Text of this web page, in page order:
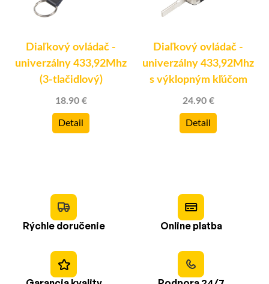
Diaľkový ovládač -
univerzálny 433,92Mhz
(3-tlačidlový)
18.90 €
Detail
Diaľkový ovládač -
univerzálny 433,92Mhz
s výklopným kľúčom
24.90 €
Detail
Rýchle doručenie Online platba